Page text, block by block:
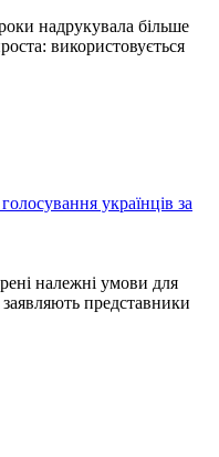
надрукувала більше
використовується
українців за
належні умови для
представники